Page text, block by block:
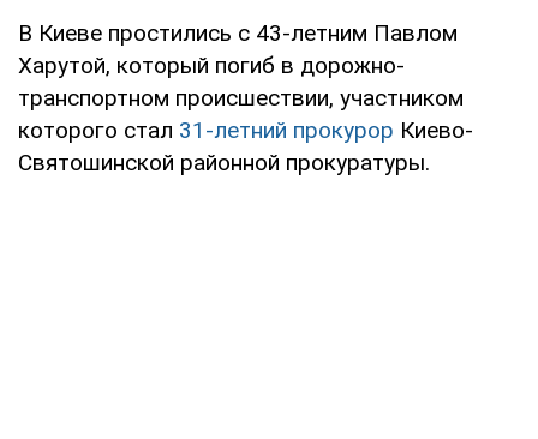
В Киеве простились с 43-летним Павлом
Харутой, который погиб в дорожно-
транспортном происшествии, участником
которого стал 31-летний прокурор Киево-
Святошинской районной прокуратуры.